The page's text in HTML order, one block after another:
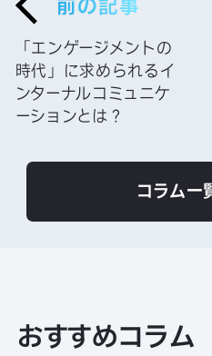
前の記事
「エンゲージメントの
時代」に求められるイ
ンターナルコミュニケ
ーションとは？
コラム一
おすすめコラム